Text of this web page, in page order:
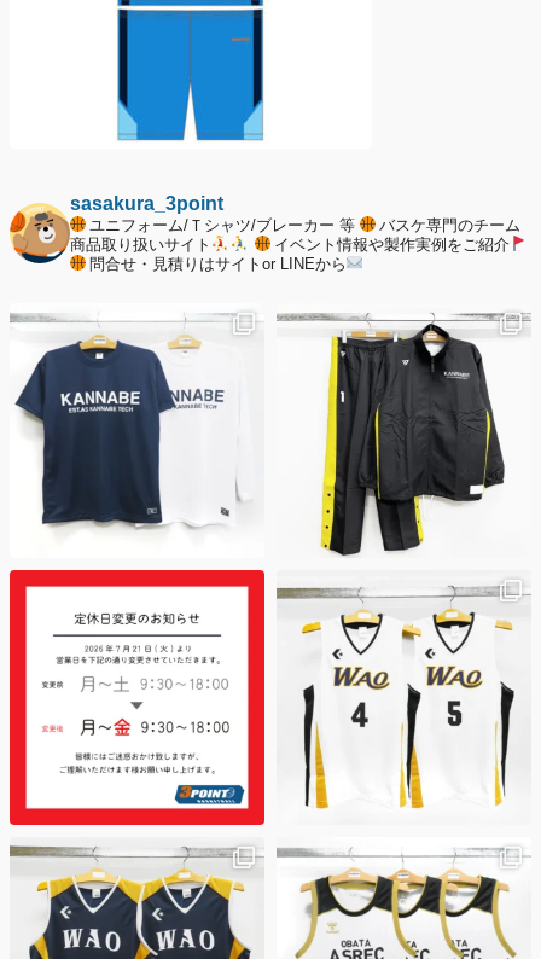
sasakura_3point
ユニフォーム/Ｔシャツ/ブレーカー 等
バスケ専門のチーム
商品取り扱いサイト
イベント情報や製作実例をご紹介
問合せ・見積りはサイトor LINEから